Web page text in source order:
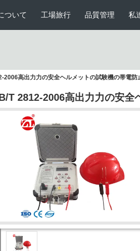
ついて 工場旅行 品質管理 私
2006高出力力の安全ヘルメットの試験機の帯電防
T 2812-2006高出力力の安全